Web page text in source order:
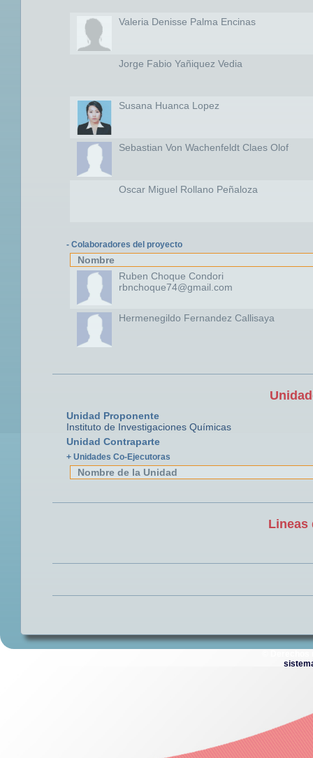
Valeria Denisse Palma Encinas
Jorge Fabio Yañiquez Vedia
Susana Huanca Lopez
Sebastian Von Wachenfeldt Claes Olof
Oscar Miguel Rollano Peñaloza
- Colaboradores del proyecto
Nombre
Ruben Choque Condori
rbnchoque74@gmail.com
Hermenegildo Fernandez Callisaya
Unidad Proponente
Instituto de Investigaciones Químicas
Unidad Contraparte
+ Unidades Co-Ejecutoras
Nombre de la Unidad
Lineas